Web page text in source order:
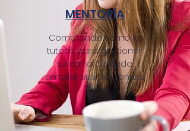
MENTORÍA
Comprenda cómo la
tutoría para gestionar
su carrera puede
ampliar sus horizontes.